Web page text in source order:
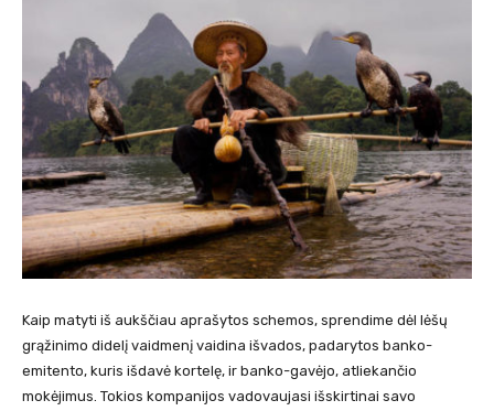
Kaip matyti iš aukščiau aprašytos schemos, sprendime dėl lėšų
grąžinimo didelį vaidmenį vaidina išvados, padarytos banko-
emitento, kuris išdavė kortelę, ir banko-gavėjo, atliekančio
mokėjimus. Tokios kompanijos vadovaujasi išskirtinai savo